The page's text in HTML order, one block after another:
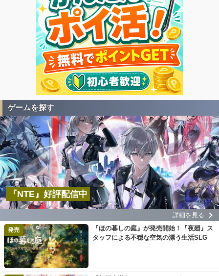
ゲームを探す
『NTE』好評配信中
詳細を見る
発売
『ほの暮しの庭』が発売開始！『夜廻』ス
タッフによる不穏な空気の漂う生活SLG